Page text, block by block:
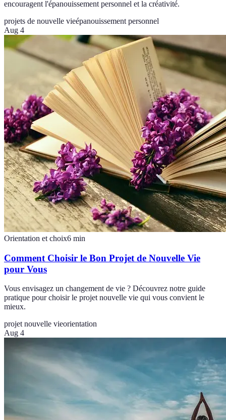
encouragent l'épanouissement personnel et la créativité.
projets de nouvelle vieépanouissement personnel
Aug 4
Orientation et choix6 min
Comment Choisir le Bon Projet de Nouvelle Vie
pour Vous
Vous envisagez un changement de vie ? Découvrez notre guide
pratique pour choisir le projet nouvelle vie qui vous convient le
mieux.
projet nouvelle vieorientation
Aug 4